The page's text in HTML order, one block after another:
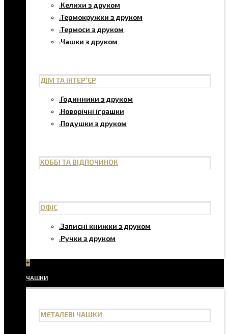
Келихи з друком
Термокружки з друком
Термоси з друком
Чашки з друком
ДІМ ТА ІНТЕР'ЄР
Годинники з друком
Новорічні іграшки
Подушки з друком
ХОББІ ТА ВІДПОЧИНОК
ОФІС
Записні книжки з друком
Ручки з друком
+
ЧАШКИ
МЕТАЛЕВІ ЧАШКИ